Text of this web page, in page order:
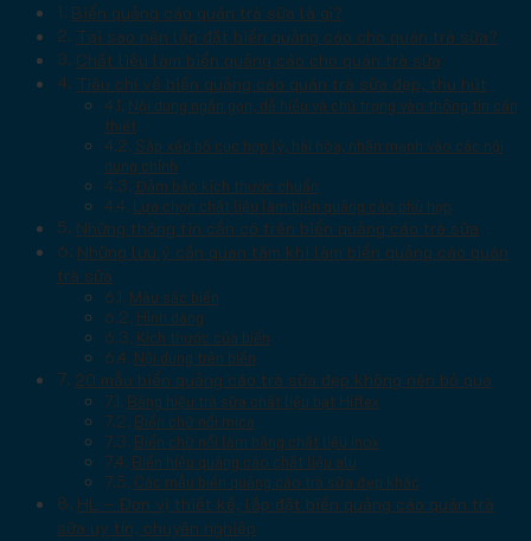
Biển quảng cáo quán trà sữa là gì?
Tại sao nên lắp đặt biển quảng cáo cho quán trà sữa?
Chất liệu làm biển quảng cáo cho quán trà sữa
Tiêu chí về biển quảng cáo quán trà sữa đẹp, thu hút
Nội dung ngắn gọn, dễ hiểu và chú trọng vào thông tin cần
thiết
Sắp xếp bố cục hợp lý, hài hòa, nhấn mạnh vào các nội
dung chính
Đảm bảo kích thước chuẩn
Lựa chọn chất liệu làm biển quảng cáo phù hợp
Những thông tin cần có trên biển quảng cáo trà sữa
Những lưu ý cần quan tâm khi làm biển quảng cáo quán
trà sữa
Màu sắc biển
Hình dáng
Kích thước của biển
Nội dung trên biển
20 mẫu biển quảng cáo trà sữa đẹp không nên bỏ qua
Bảng hiệu trà sữa chất liệu bạt Hiflex
Biển chữ nổi mica
Biển chữ nổi làm bằng chất liệu inox
Biển hiệu quảng cáo chất liệu alu
Các mẫu biển quảng cáo trà sữa đẹp khác
HL – Đơn vị thiết kế, lắp đặt biển quảng cáo quán trà
sữa uy tín, chuyên nghiệp